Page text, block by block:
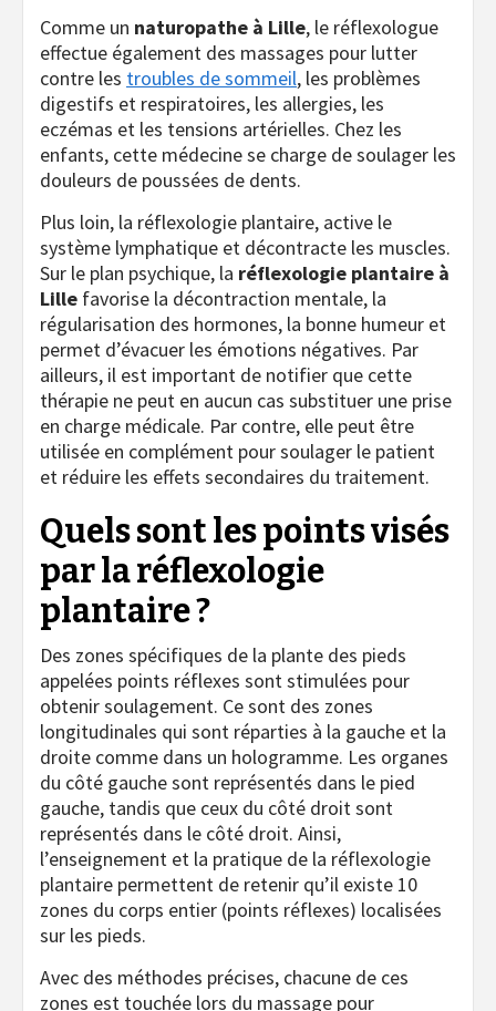
Comme un naturopathe à Lille, le réflexologue
effectue également des massages pour lutter
contre les troubles de sommeil, les problèmes
digestifs et respiratoires, les allergies, les
eczémas et les tensions artérielles. Chez les
enfants, cette médecine se charge de soulager les
douleurs de poussées de dents.
Plus loin, la réflexologie plantaire, active le
système lymphatique et décontracte les muscles.
Sur le plan psychique, la réflexologie plantaire à
Lille favorise la décontraction mentale, la
régularisation des hormones, la bonne humeur et
permet d’évacuer les émotions négatives. Par
ailleurs, il est important de notifier que cette
thérapie ne peut en aucun cas substituer une prise
en charge médicale. Par contre, elle peut être
utilisée en complément pour soulager le patient
et réduire les effets secondaires du traitement.
Quels sont les points visés
par la réflexologie
plantaire ?
Des zones spécifiques de la plante des pieds
appelées points réflexes sont stimulées pour
obtenir soulagement. Ce sont des zones
longitudinales qui sont réparties à la gauche et la
droite comme dans un hologramme. Les organes
du côté gauche sont représentés dans le pied
gauche, tandis que ceux du côté droit sont
représentés dans le côté droit. Ainsi,
l’enseignement et la pratique de la réflexologie
plantaire permettent de retenir qu’il existe 10
zones du corps entier (points réflexes) localisées
sur les pieds.
Avec des méthodes précises, chacune de ces
zones est touchée lors du massage pour